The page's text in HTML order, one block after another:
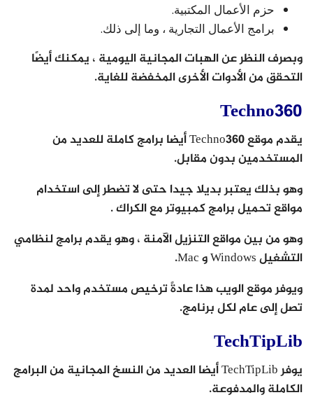
حزم الأعمال المكتبية.
برامج الأعمال التجارية ، وما إلى ذلك.
وبصرف النظر عن الهبات المجانية اليومية ، يمكنك أيضًا
التحقق من الأدوات الأخرى المخفضة للغاية.
Techno360
يقدم موقع Techno360 أيضا برامج كاملة للعديد من
المستخدمين بدون مقابل.
وهو بذلك يعتبر بديلا جيدا حتى لا تضطر إلى استخدام
مواقع تحميل برامج كمبيوتر مع الكراك .
وهو من بين مواقع التنزيل الآمنة ، وهو يقدم برامج لنظامي
التشغيل Windows و Mac.
ويوفر موقع الويب هذا عادةً ترخيص مستخدم واحد لمدة
تصل إلى عام لكل برنامج.
TechTipLib
يوفر TechTipLib أيضا العديد من النسخ المجانية من البرامج
الكاملة والمدفوعة.